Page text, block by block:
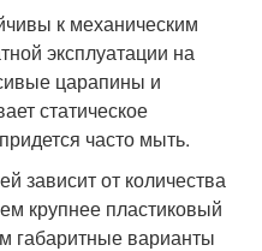
к механическим
эксплуатации на
царапины и
статическое
часто мыть.
зависит от количества
крупнее пластиковый
габаритные варианты